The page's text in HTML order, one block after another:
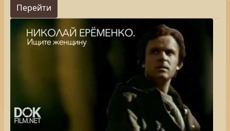
Перейти